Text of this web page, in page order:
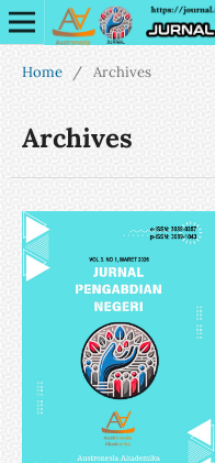
Home / Archives
Archives